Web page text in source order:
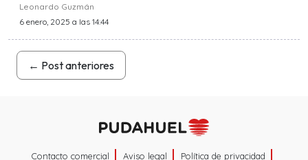
Leonardo Guzmán
6 enero, 2025 a las 14:44
← Post anteriores
Contacto comercial Aviso legal Política de privacidad